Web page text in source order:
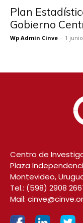
Plan
Gobierno
Wp Admin Cinve - 1
Centro de
Plaza
Montevideo,
Tel.: (598) 2908
Mail: